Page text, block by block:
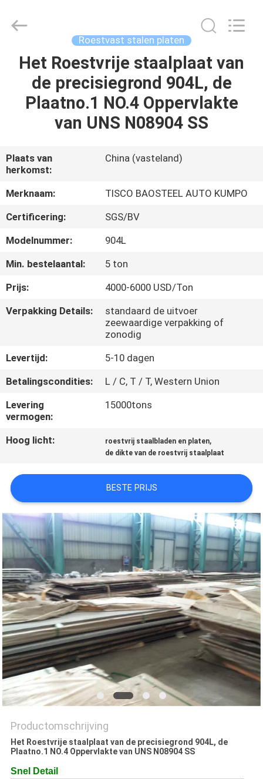
HUIS
PRODUCTEN
ONS
FABRIEKSREIS
KWALITEITSCONTROLE
CONTACTEER
ONS
GEVALLEN
COMPANY
NEWS
PRIVACY
POLICY
INDUSTRIAL
LIMITED.
Reserved.
Roestvast stalen platen
Het Roestvrije staalplaat van
de precisiegrond 904L, de
Plaatno.1 NO.4 Oppervlakte
van UNS N08904 SS
Plaats van
herkomst:
China (vasteland)
Merknaam:
TISCO BAOSTEEL AUTO KUMPO
Certificering:
SGS/BV
Modelnummer:
904L
Min. bestelaantal:
5 ton
Prijs:
4000-6000 USD/Ton
Verpakking Details:
standaard de uitvoer
zeewaardige verpakking of
zonodig
Levertijd:
5-10 dagen
Betalingscondities:
L / C, T / T, Western Union
Levering
vermogen:
15000tons
Hoog licht: roestvrij staalbladen en platen,
de dikte van de roestvrij staalplaat
BESTE PRIJS
Productomschrijving
Het Roestvrije staalplaat van de precisiegrond 904L, de
Plaatno.1 NO.4 Oppervlakte van UNS N08904 SS
Snel Detail